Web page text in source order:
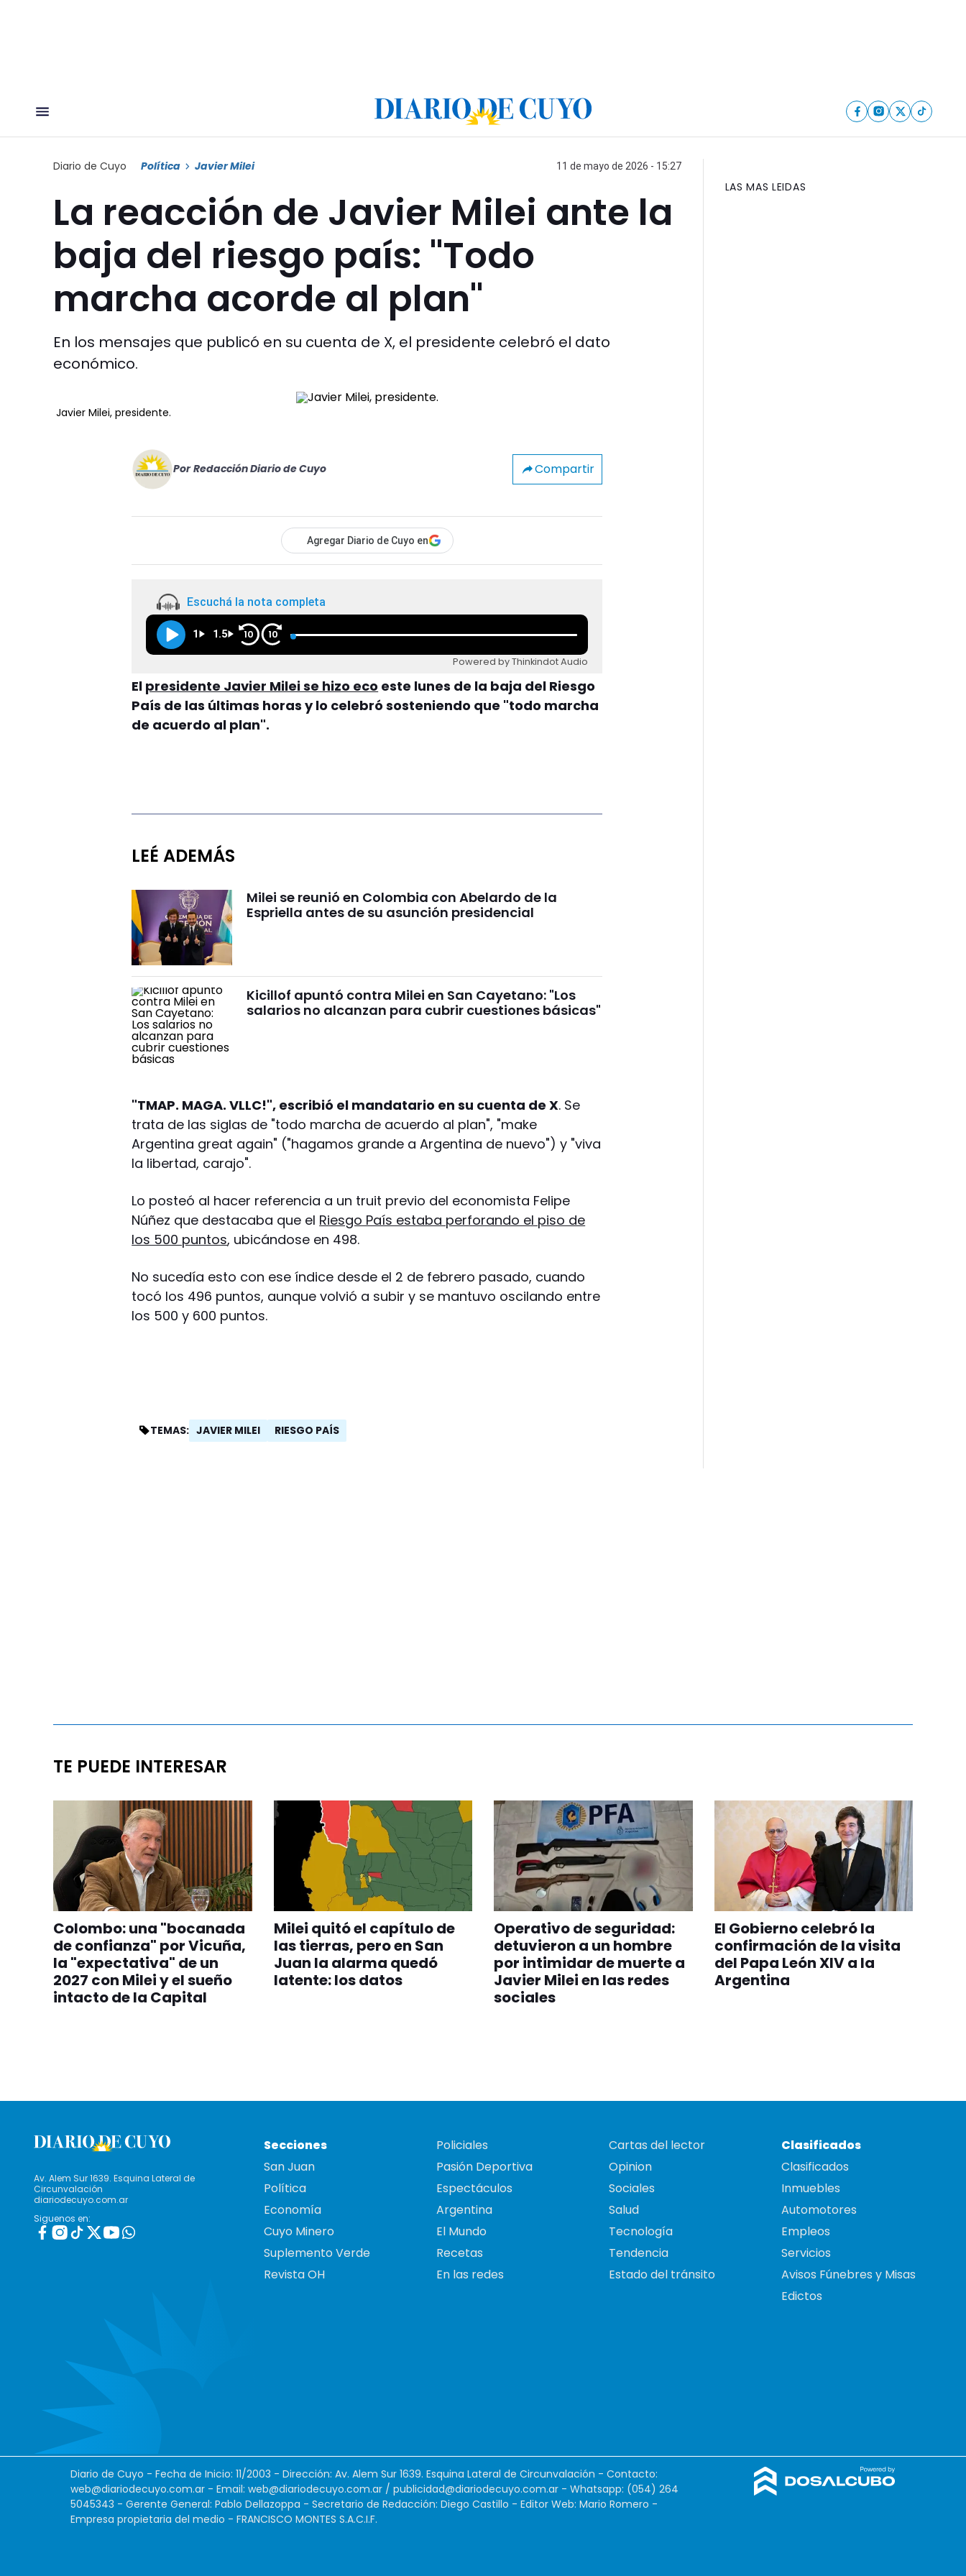
Diario de Cuyo Política Javier Milei 11 de mayo de 2026 - 15:27
La reacción de Javier Milei ante la
baja del riesgo país: "Todo
marcha acorde al plan"
En los mensajes que publicó en su cuenta de X, el presidente celebró el dato
económico.
Javier Milei, presidente.
Por Redacción Diario de Cuyo Compartir
Agregar Diario de Cuyo en
Escuchá la nota completa
1 1.5 10 10
Powered by Thinkindot Audio
El presidente Javier Milei se hizo eco este lunes de la baja del Riesgo
País de las últimas horas y lo celebró sosteniendo que "todo marcha
de acuerdo al plan".
LEÉ ADEMÁS
Milei se reunió en Colombia con Abelardo de la
Espriella antes de su asunción presidencial
Kicillof apuntó contra Milei en San Cayetano: "Los
salarios no alcanzan para cubrir cuestiones básicas"
"TMAP. MAGA. VLLC!", escribió el mandatario en su cuenta de X. Se
trata de las siglas de "todo marcha de acuerdo al plan", "make
Argentina great again" ("hagamos grande a Argentina de nuevo") y "viva
la libertad, carajo".
Lo posteó al hacer referencia a un truit previo del economista Felipe
Núñez que destacaba que el Riesgo País estaba perforando el piso de
los 500 puntos, ubicándose en 498.
No sucedía esto con ese índice desde el 2 de febrero pasado, cuando
tocó los 496 puntos, aunque volvió a subir y se mantuvo oscilando entre
los 500 y 600 puntos.
TEMAS: JAVIER MILEI RIESGO PAÍS
LAS MAS LEIDAS
TE PUEDE INTERESAR
Colombo: una "bocanada
de confianza" por Vicuña,
la "expectativa" de un
2027 con Milei y el sueño
intacto de la Capital
Milei quitó el capítulo de
las tierras, pero en San
Juan la alarma quedó
latente: los datos
Operativo de seguridad:
detuvieron a un hombre
por intimidar de muerte a
Javier Milei en las redes
sociales
El Gobierno celebró la
confirmación de la visita
del Papa León XIV a la
Argentina
Av. Alem Sur 1639. Esquina Lateral de
Circunvalación
diariodecuyo.com.ar
Siguenos en:
Secciones
San Juan
Política
Economía
Cuyo Minero
Suplemento Verde
Revista OH
Policiales
Pasión Deportiva
Espectáculos
Argentina
El Mundo
Recetas
En las redes
Cartas del lector
Opinion
Sociales
Salud
Tecnología
Tendencia
Estado del tránsito
Clasificados
Clasificados
Inmuebles
Automotores
Empleos
Servicios
Avisos Fúnebres y Misas
Edictos
Diario de Cuyo - Fecha de Inicio: 11/2003 - Dirección: Av. Alem Sur 1639. Esquina Lateral de Circunvalación - Contacto:
web@diariodecuyo.com.ar - Email: web@diariodecuyo.com.ar / publicidad@diariodecuyo.com.ar - Whatsapp: (054) 264
5045343 - Gerente General: Pablo Dellazoppa - Secretario de Redacción: Diego Castillo - Editor Web: Mario Romero -
Empresa propietaria del medio - FRANCISCO MONTES S.A.C.I.F.